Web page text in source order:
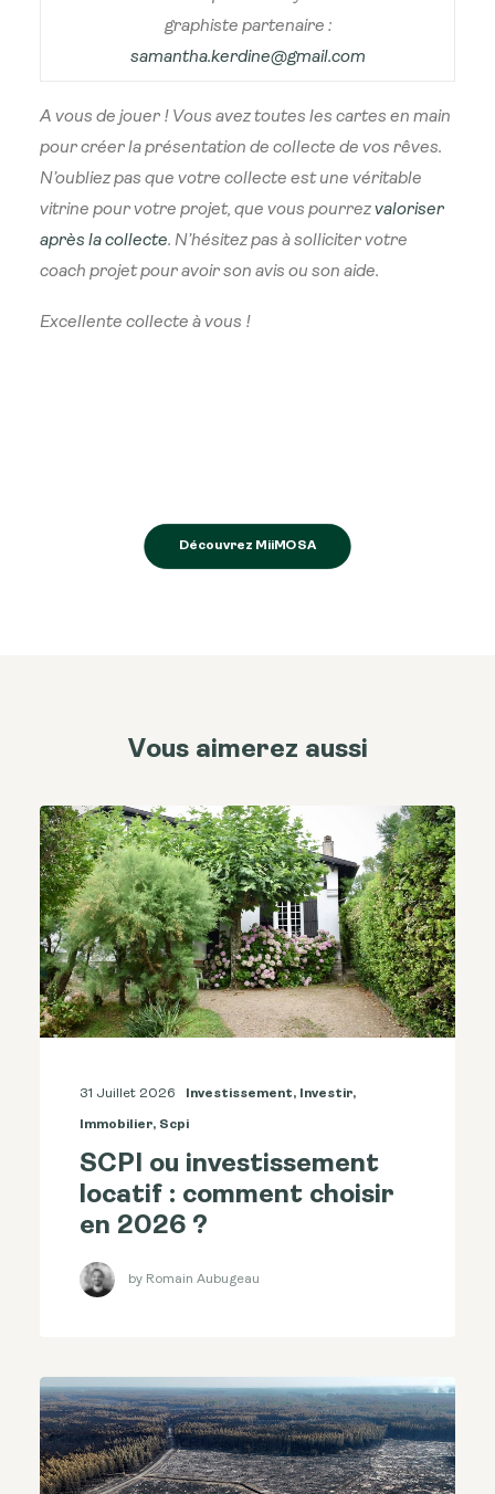
graphiste partenaire :
samantha.kerdine@gmail.com
A vous de jouer ! Vous avez toutes les cartes en main
pour créer la présentation de collecte de vos rêves.
N’oubliez pas que votre collecte est une véritable
vitrine pour votre projet, que vous pourrezvaloriser
après la collecte. N’hésitez pas à solliciter votre
coach projet pour avoir son avis ou son aide.
Excellente collecte à vous !
Découvrez MiiMOSA
Vous aimerez aussi
31 Juillet 2026 Investissement, Investir,
Immobilier, Scpi
SCPI ou investissement
locatif : comment choisir
en 2026 ?
by Romain Aubugeau